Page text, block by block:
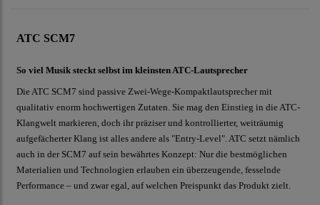
ATC SCM7
So viel Musik steckt selbst im kleinsten ATC-Lautsprecher
Die ATC SCM7 sind passive Zwei-Wege-Kompaktlautsprecher mit
qualitativ enorm hochwertigen Zutaten. Sie mag den Einstieg in die ATC-
Klangwelt markieren, doch ihr präziser und kontrollierter, weiträumig
aufgefächerter Klang ist alles andere als "Entry-Level". ATC setzt nämlich
auch in der SCM7 auf sein bewährtes Konzept: Nur die bestmöglichen
Materialien und Technologien erlauben ein überzeugende, fesselnde
Performance – und zwar egal, auf welchen Preispunkt das Produkt zielt.